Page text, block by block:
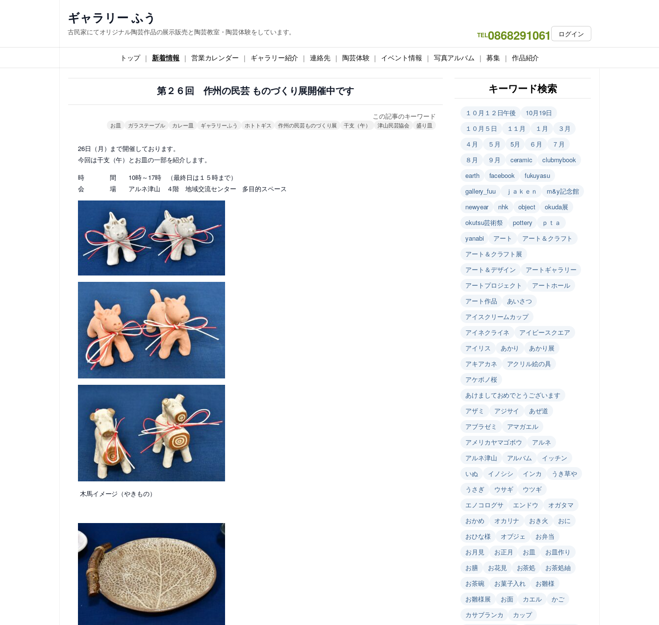
ス
キ
ギャラリー ふう
古民家にてオリジナル陶芸作品の展示販売と陶芸教室・陶芸体験をしています。 TEL0868291061 ログイン
トップ 新着情報 営業カレンダー ギャラリー紹介 連絡先 陶芸体験 イベント情報 写真アルバム 募集 作品紹介
第２６回 作州の民芸 ものづくり展開催中です
この記事のキーワード
お皿 ガラステーブル カレー皿 ギャラリーふう ホトトギス 作州の民芸ものづくり展 干支（午） 津山民芸協会 盛り皿
26日（月）まで開催しております。
今回は干支（午）とお皿の一部を紹介します。
時 間 10時～17時 （最終日は１５時まで）
会 場 アルネ津山 ４階 地域交流センター 多目的スペース
木馬イメージ（やきもの）
キーワード検索
１０月１２日午後
10月19日
１０月５日
１１月 １月
３月
４月
５月 5月 ６月
７月
８月
９月 ceramic
clubmybook
earth
facebook
fukuyasu
gallery_fuu
ｊａｋｅｎ
m&y記念館
newyear
nhk object
okuda展
okutsu芸術祭
pottery
ｐｔａ
yanabi
アート
アート＆クラフト
アート＆クラフト展
アート＆デザイン
アートギャラリー
アートプロジェクト
アートホール
アート作品
あいさつ
アイスクリームカップ
アイネクライネ
アイビースクエア
アイリス
あかり
あかり展
アキアカネ
アクリル絵の具
アケボノ桜
あけましておめでとうございます
アザミ
アジサイ
あぜ道
アブラゼミ
アマガエル
アメリカヤマゴボウ
アルネ
アルネ津山
アルバム
イッチン
いぬ
イノシシ インカ
うき草や
うさぎ
ウサギ
ウツギ
エノコログサ
エンドウ
オガタマ
おかめ
オカリナ おき火
おに
おひな様
オブジェ
お弁当
お月見
お正月 お皿
お皿作り
お膳
お花見 お茶処
お茶処紬
お茶碗
お菓子入れ
お雛様
お雛様展
お面 カエル
かご
カサブランカ
カップ